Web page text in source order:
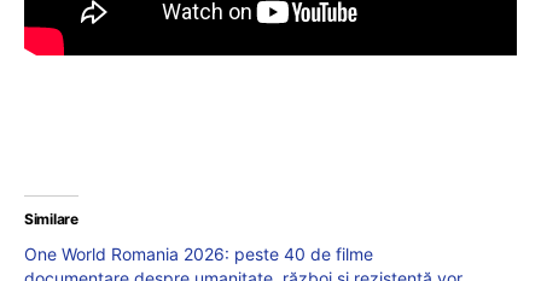
Similare
One World Romania 2026: peste 40 de filme